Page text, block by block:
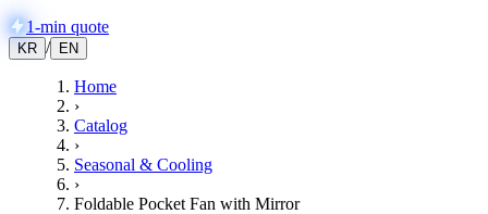
1-min quote
KR / EN
Home
›
Catalog
›
Seasonal & Cooling
›
Foldable Pocket Fan with Mirror